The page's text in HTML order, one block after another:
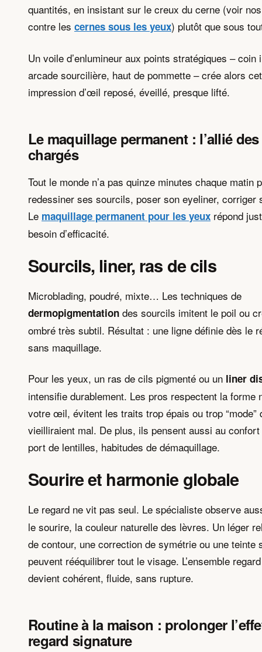
quantités, en insistant sur le creux du cerne (voir
contre les cernes sous les yeux) plutôt que sous
Un voile d’enlumineur aux points stratégiques – coin
arcade sourcilière, haut de pommette – crée alors
impression d’œil reposé, éveillé, presque lifté.
Le maquillage permanent : l’allié
chargés
Tout le monde n’a pas quinze minutes chaque matin
redessiner ses sourcils, poser son eyeliner, corriger
Le maquillage permanent pour les yeux répond
besoin d’efficacité.
Sourcils, liner, ras de cils
Microblading, poudré, mixte… Les techniques de
dermopigmentation des sourcils imitent le poil ou
ombré très subtil. Résultat : une ligne définie dès le
sans maquillage.
Pour les yeux, un ras de cils pigmenté ou un liner
intensifie durablement. Les pros respectent la forme
votre œil, évitent les traits trop épais ou trop “mode”
vieilliraient mal. De plus, ils pensent aussi au
port de lentilles, habitudes de démaquillage.
Sourire et harmonie globale
Le regard ne vit pas seul. Le spécialiste observe
le sourire, la couleur naturelle des lèvres. Un léger
de contour, une correction de symétrie ou une teinte
peuvent rééquilibrer tout le visage. L’ensemble
devient cohérent, fluide, sans rupture.
Routine à la maison : prolonger
regard signature